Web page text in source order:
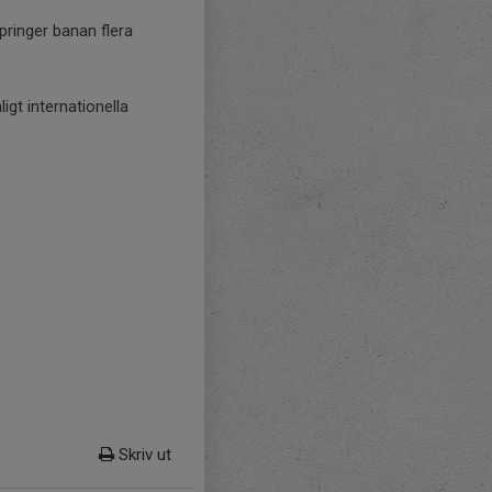
banan flera
internationella
Skriv ut